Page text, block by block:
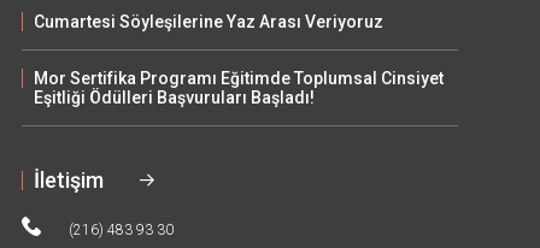
Cumartesi Söyleşilerine Yaz Arası Veriyoruz
Mor Sertifika Programı Eğitimde Toplumsal Cinsiyet
Eşitliği Ödülleri Başvuruları Başladı!
İletişim
(216) 483 93 30